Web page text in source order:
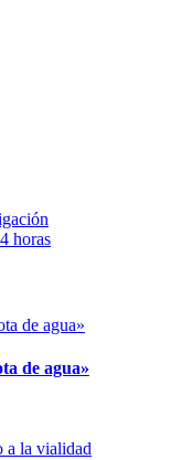
horas
de agua»